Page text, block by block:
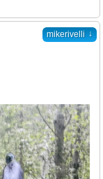
mikerivelli ↓